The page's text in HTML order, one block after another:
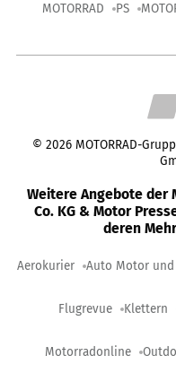
MOTORRAD PS
© 2026 MOTORRAD-
Weitere Angebote der
Co. KG & Motor
deren
Aerokurier Auto Motor
Flugrevue Klettern
Motorradonline